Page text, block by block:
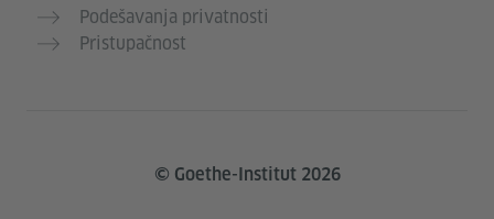
Podešavanja privatnosti
Pristupačnost
© Goethe-Institut 2026